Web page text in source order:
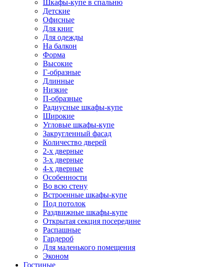
Шкафы-купе в спальню
Детские
Офисные
Для книг
Для одежды
На балкон
Форма
Высокие
Г-образные
Длинные
Низкие
П-образные
Радиусные шкафы-купе
Широкие
Угловые шкафы-купе
Закругленный фасад
Количество дверей
2-х дверные
3-х дверные
4-х дверные
Особенности
Во всю стену
Встроенные шкафы-купе
Под потолок
Раздвижные шкафы-купе
Открытая секция посередине
Распашные
Гардероб
Для маленького помещения
Эконом
Гостиные